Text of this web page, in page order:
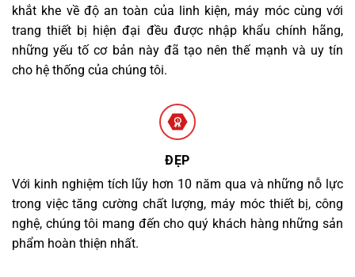
khắt khe về độ an toàn của linh kiện, máy móc cùng với
trang thiết bị hiện đại đều được nhập khẩu chính hãng,
những yếu tố cơ bản này đã tạo nên thế mạnh và uy tín
cho hệ thống của chúng tôi.
ĐẸP
Với kinh nghiệm tích lũy hơn 10 năm qua và những nỗ lực
trong việc tăng cường chất lượng, máy móc thiết bị, công
nghệ, chúng tôi mang đến cho quý khách hàng những sản
phẩm hoàn thiện nhất.